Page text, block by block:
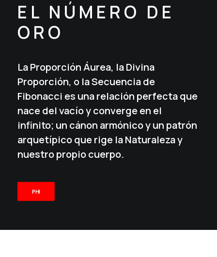
EL NÚMERO DE
ORO
La Proporción Áurea, la Divina
Proporción, o la Secuencia de
Fibonacci es una relación perfecta que
nace del vacío y converge en el
infinito; un cánon armónico y un patrón
arquetípico que rige la Naturaleza y
nuestro propio cuerpo.
PHI